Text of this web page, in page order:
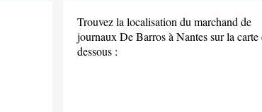
Trouvez la localisation du marchand de
journaux De Barros à Nantes sur la carte
dessous :